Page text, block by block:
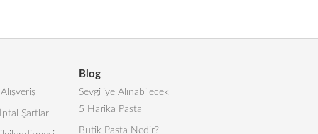
Şartları
Blog
Sevgiliye Alınabilecek
5 Harika Pasta
Butik Pasta Nedir?